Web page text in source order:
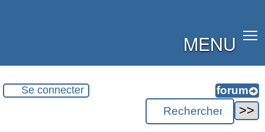
MENU
Se connecter